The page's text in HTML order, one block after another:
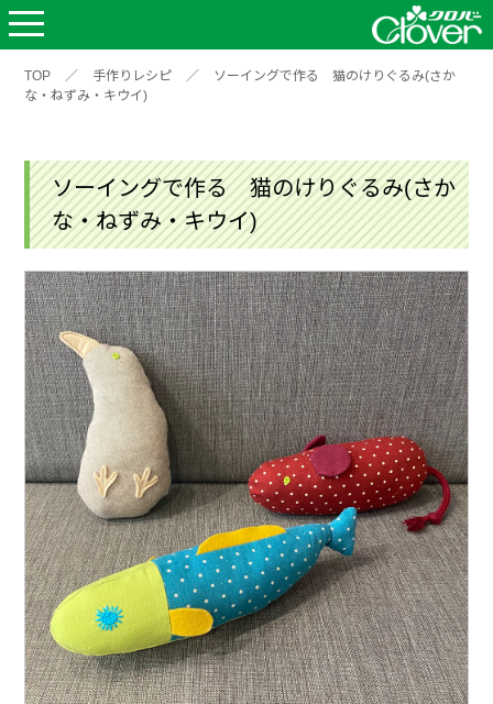
TOP ／ 手作りレシピ ／
ソーイングで作る 猫のけりぐるみ(さか
な・ねずみ・キウイ)
ソーイングで作る 猫のけりぐるみ(さか
な・ねずみ・キウイ)